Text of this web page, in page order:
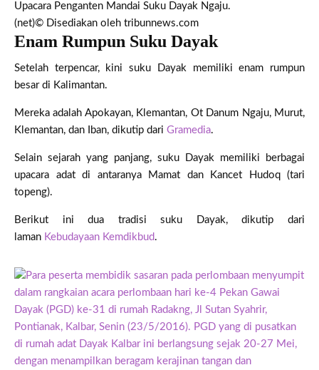
Upacara Penganten Mandai Suku Dayak Ngaju.
(net)© Disediakan oleh tribunnews.com
Enam Rumpun Suku Dayak
Setelah terpencar, kini suku Dayak memiliki enam rumpun
besar di Kalimantan.
Mereka adalah Apokayan, Klemantan, Ot Danum Ngaju, Murut,
Klemantan, dan Iban, dikutip dari Gramedia.
Selain sejarah yang panjang, suku Dayak memiliki berbagai
upacara adat di antaranya Mamat dan Kancet Hudoq (tari
topeng).
Berikut ini dua tradisi suku Dayak, dikutip dari
laman Kebudayaan Kemdikbud.